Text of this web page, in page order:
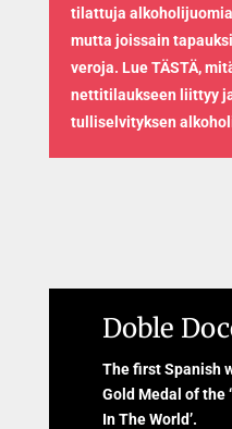
tilattuja
mutta joissain
veroja. Lue TÄSTÄ,
nettitilaukseen liittyy
tulliselvityksen
Doble
The first Spanish
Gold Medal of the
In The World’.